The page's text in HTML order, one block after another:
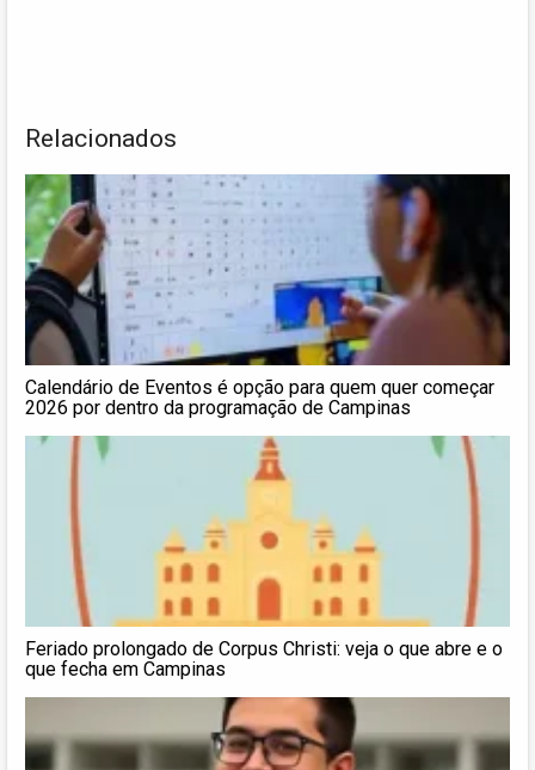
Relacionados
Calendário de Eventos é opção para quem quer começar
2026 por dentro da programação de Campinas
Feriado prolongado de Corpus Christi: veja o que abre e o
que fecha em Campinas